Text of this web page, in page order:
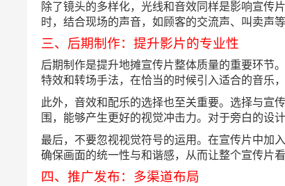
除了镜头的多样化，光线和音效同样是影响宣传
时，结合现场的声音，如顾客的交流声、叫卖声
三、后期制作：提升影片的专业性
后期制作是提升地摊宣传片整体质量的重要环节
特效和转场手法，在恰当的时候引入适合的音乐
此外，音效和配乐的选择也至关重要。选择与宣
围，能够产生更好的视觉冲击力。对于旁白的设
最后，不要忽视视觉符号的运用。在宣传片中加
确保画面的统一性与和谐感，从而让整个宣传片看
四、推广发布：多渠道布局